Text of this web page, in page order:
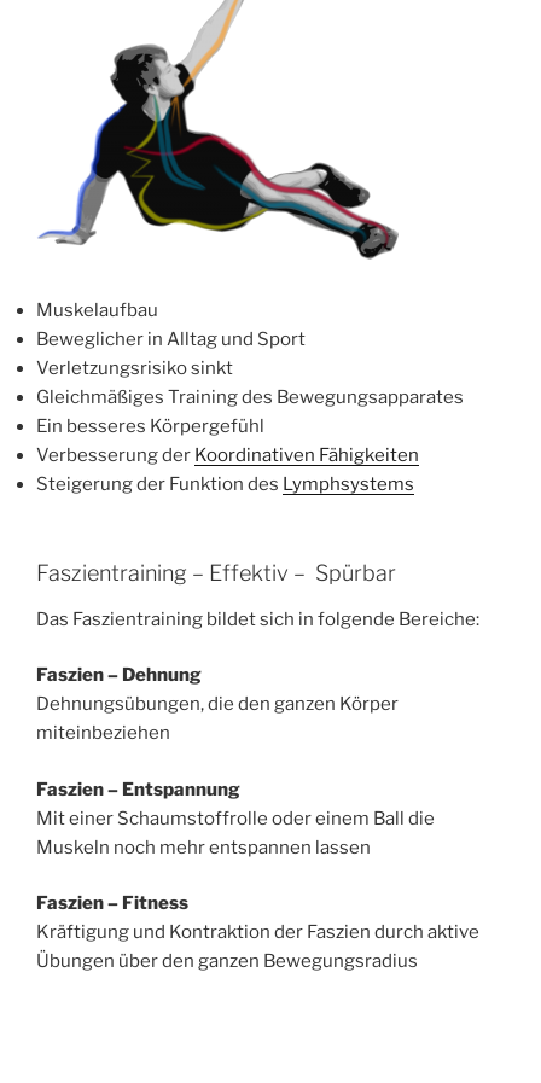
Muskelaufbau
Beweglicher in Alltag und Sport
Verletzungsrisiko sinkt
Gleichmäßiges Training des Bewegungsapparates
Ein besseres Körpergefühl
Verbesserung der Koordinativen Fähigkeiten
Steigerung der Funktion des Lymphsystems
Faszientraining – Effektiv – Spürbar
Das Faszientraining bildet sich in folgende Bereiche:
Faszien – Dehnung
Dehnungsübungen, die den ganzen Körper
miteinbeziehen
Faszien – Entspannung
Mit einer Schaumstoffrolle oder einem Ball die
Muskeln noch mehr entspannen lassen
Faszien – Fitness
Kräftigung und Kontraktion der Faszien durch aktive
Übungen über den ganzen Bewegungsradius